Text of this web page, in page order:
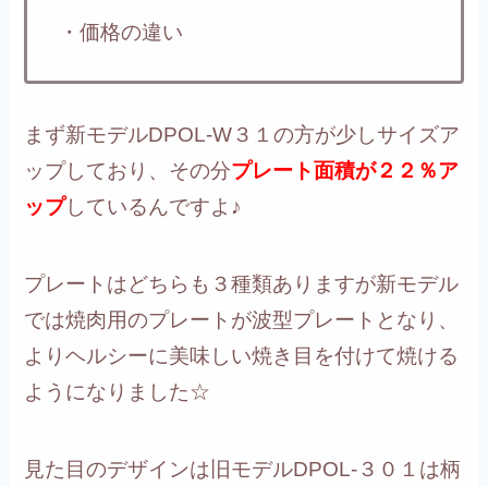
・価格の違い
まず新モデルDPOL-W３１の方が少しサイズア
ップしており、その分プレート面積が２２％ア
ップしているんですよ♪
プレートはどちらも３種類ありますが新モデル
では焼肉用のプレートが波型プレートとなり、
よりヘルシーに美味しい焼き目を付けて焼ける
ようになりました☆
見た目のデザインは 旧モデルDPOL-３０１は柄